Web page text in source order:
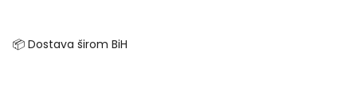
📦 Dostava širom BiH